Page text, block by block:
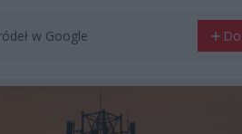
w Google